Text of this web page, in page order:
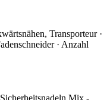
Transporteur ·
· Anzahl